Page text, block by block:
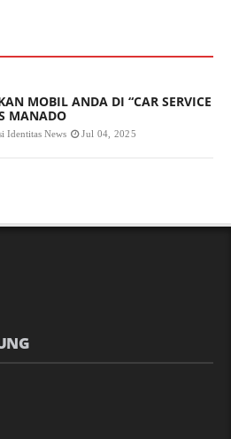
MOBIL ANDA DI “CAR SERVICE
MANADO
Identitas News Jul 04, 2025